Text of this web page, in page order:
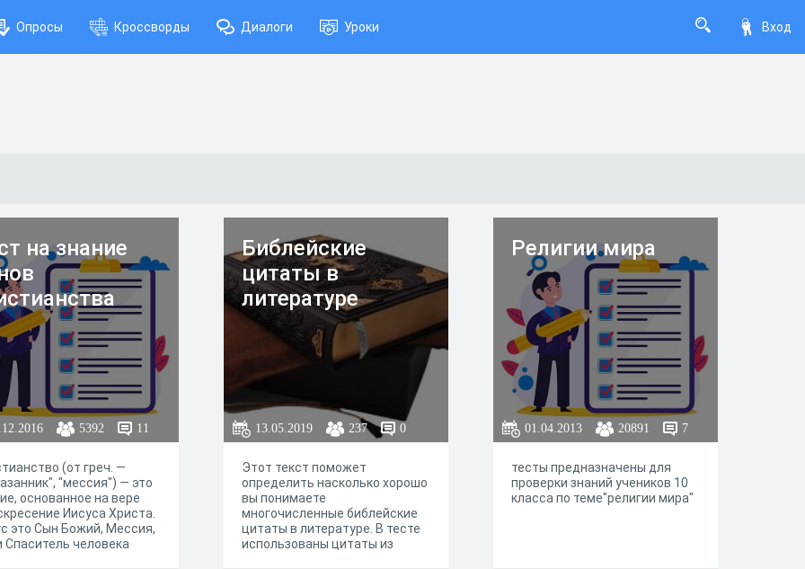
Вход
Опросы Кроссворды Диалоги Уроки
на знание
5392 11
(от греч. —
"мессия") — это
основанное на вере
Иисуса Христа.
это Сын Божий, Мессия,
Спаситель человека
Библейские
цитаты в
литературе
13.05.2019 237 0
Этот текст поможет
определить насколько хорошо
вы понимаете
многочисленные библейские
цитаты в литературе. В тесте
использованы цитаты из
Религии мира
01.04.2013 20891 7
тесты предназначены для
проверки знаний учеников 10
класса по теме"религии мира"